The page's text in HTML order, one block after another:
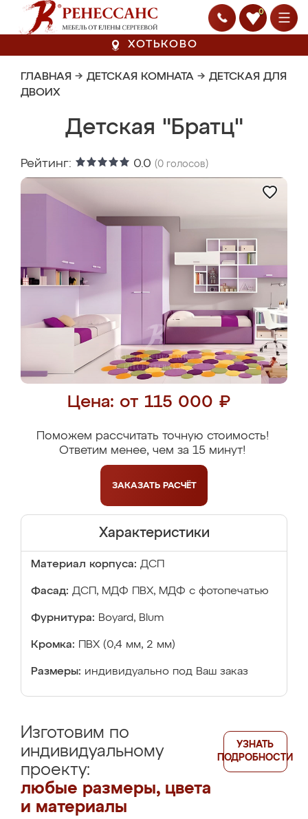
0
ХОТЬКОВО
ГЛАВНАЯ → ДЕТСКАЯ КОМНАТА → ДЕТСКАЯ ДЛЯ
ДВОИХ
Детская "Братц"
Рейтинг: 0.0 (0 голосов)
Цена: от 115 000 ₽
Поможем рассчитать точную стоимость!
Ответим менее, чем за 15 минут!
ЗАКАЗАТЬ РАСЧЁТ
Характеристики
Материал корпуса: ДСП
Фасад: ДСП, МДФ ПВХ, МДФ с фотопечатью
Фурнитура: Boyard, Blum
Кромка: ПВХ (0,4 мм, 2 мм)
Размеры: индивидуально под Ваш заказ
Изготовим по
индивидуальному
проекту:
любые размеры, цвета
и материалы
УЗНАТЬ
ПОДРОБНОСТИ